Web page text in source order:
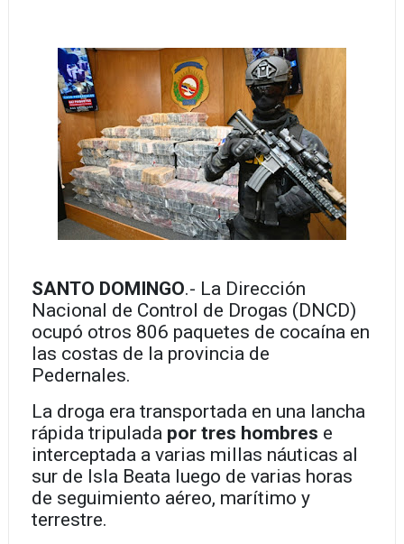
SANTO DOMINGO.- La Dirección
Nacional de Control de Drogas (DNCD)
ocupó otros 806 paquetes de cocaína en
las costas de la provincia de
Pedernales.
La droga era transportada en una lancha
rápida tripulada por tres hombres e
interceptada a varias millas náuticas al
sur de Isla Beata luego de varias horas
de seguimiento aéreo, marítimo y
terrestre.